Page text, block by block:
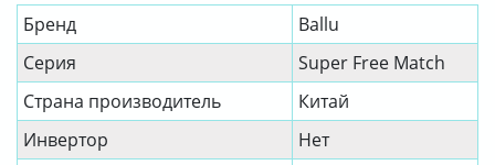
Бренд
Ballu
Серия
Super Free Match
Страна производитель
Китай
Инвертор
Нет